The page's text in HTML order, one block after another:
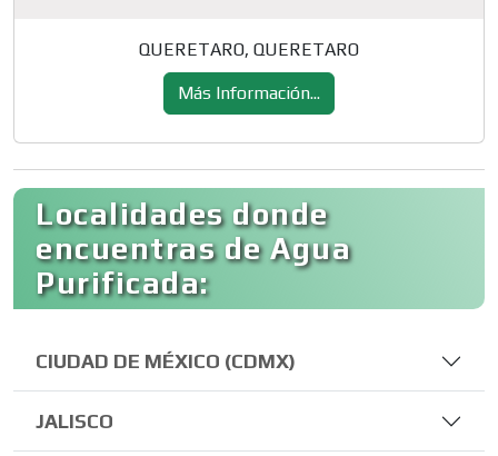
QUERETARO, QUERETARO
Más Información...
Localidades donde
encuentras de Agua
Purificada:
CIUDAD DE MÉXICO (CDMX)
JALISCO